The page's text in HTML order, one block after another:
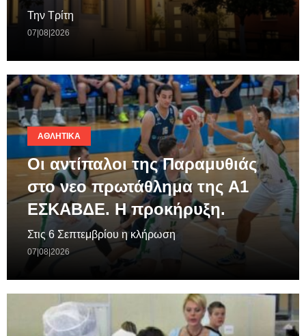
Την Τρίτη
07|08|2026
ΑΘΛΗΤΙΚΆ
Οι αντίπαλοι της Παραμυθιάς
στο νεο πρωτάθλημα της A1
ΕΣΚΑΒΔΕ. Η προκήρυξη.
Στις 6 Σεπτεμβρίου η κλήρωση
07|08|2026